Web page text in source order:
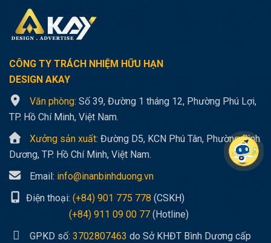
CÔNG TY TRÁCH NHIỆM HỮU HẠN
DESIGN AKAY
Văn phòng: Số 39, Đường 1 tháng 12, Phường Phú Lợi,
TP. Hồ Chí Minh, Việt Nam.
Xưởng sản xuất: Đường D5, KCN Phú Tân, Phường Bình
Dương, TP. Hồ Chí Minh, Việt Nam.
Email: info@inanbinhduong.vn
Điện thoại: (+84) 901 775 778 (CSKH)
(+84) 911 09 00 77 (Hotline)
GPKD số: 3702807463 do Sở KHĐT Bình Dương cấp